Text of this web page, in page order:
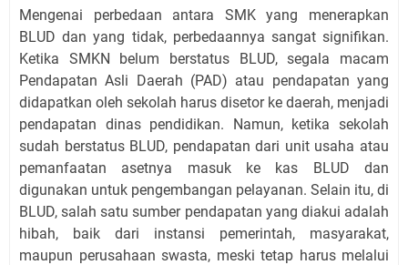
Mengenai perbedaan antara SMK yang menerapkan
BLUD dan yang tidak, perbedaannya sangat signifikan.
Ketika SMKN belum berstatus BLUD, segala macam
Pendapatan Asli Daerah (PAD) atau pendapatan yang
didapatkan oleh sekolah harus disetor ke daerah, menjadi
pendapatan dinas pendidikan. Namun, ketika sekolah
sudah berstatus BLUD, pendapatan dari unit usaha atau
pemanfaatan asetnya masuk ke kas BLUD dan
digunakan untuk pengembangan pelayanan. Selain itu, di
BLUD, salah satu sumber pendapatan yang diakui adalah
hibah, baik dari instansi pemerintah, masyarakat,
maupun perusahaan swasta, meski tetap harus melalui